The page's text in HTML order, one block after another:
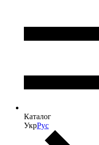
Каталог
УкрРус